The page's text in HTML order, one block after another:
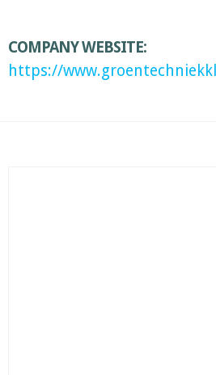
COMPANY WEBSITE:
https://